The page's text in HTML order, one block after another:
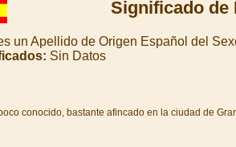
Significado
un Apellido de Origen Español del
Sin Datos
conocido, bastante afincado en la ciudad de